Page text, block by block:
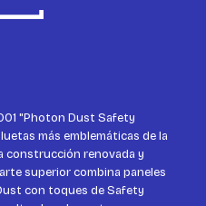
"Photon Dust Safety
más emblemáticas de la
construcción renovada y
superior combina paneles
con toques de Safety